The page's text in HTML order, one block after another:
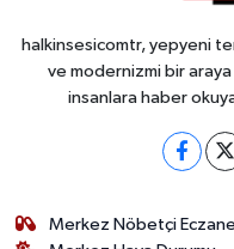
halkinsesicomtr, yepyeni
ve modernizmi bir
insanlara haber
Merkez Nöbetçi